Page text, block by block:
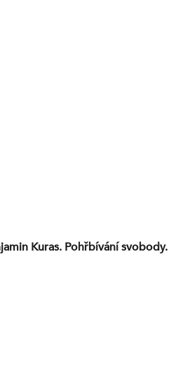
Kuras. Pohřbívání svobody.